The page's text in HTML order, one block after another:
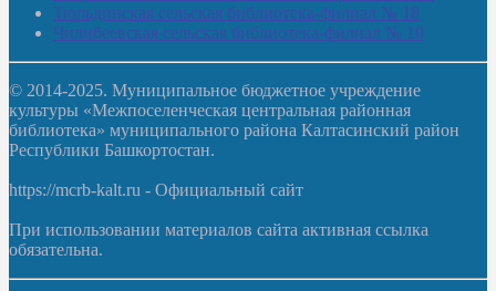
Тюльдинская сельская библиотека-филиал № 18
Чилибеевская сельская библиотека-филиал № 10
© 2014-2025. Муниципальное бюджетное учреждение
культуры «Межпоселенческая центральная районная
библиотека» муниципального района Калтасинский район
Республики Башкортостан.
https://mcrb-kalt.ru - Официальный сайт
При использовании материалов сайта активная ссылка
обязательна.